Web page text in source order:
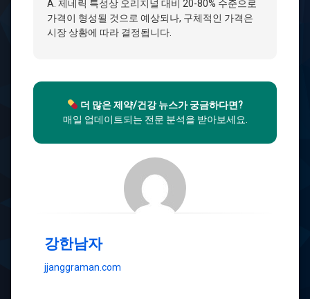
A. 제네릭 특성상 오리지널 대비 20-80% 수준으로
가격이 형성될 것으로 예상되나, 구체적인 가격은
시장 상황에 따라 결정됩니다.
더 많은 제약/건강 뉴스가 궁금하다면?
매일 업데이트되는 전문 분석을 받아보세요.
강한남자
jjanggraman.com